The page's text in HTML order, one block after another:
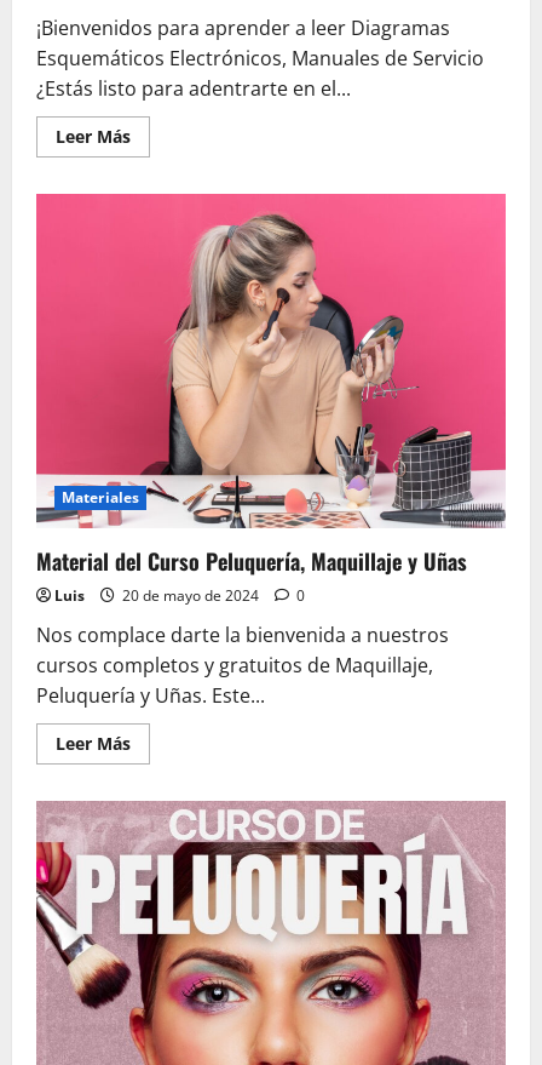
¡Bienvenidos para aprender a leer Diagramas
Esquemáticos Electrónicos, Manuales de Servicio
¿Estás listo para adentrarte en el...
Leer MásLeer
más
Diagramas
Esquemáticos
Electrónicos,
Manuales
Servicio
Materiales
Material del Curso Peluquería, Maquillaje y Uñas
Luis 20 de mayo de 2024 0
Nos complace darte la bienvenida a nuestros
cursos completos y gratuitos de Maquillaje,
Peluquería y Uñas. Este...
Leer MásLeer
más
Material
del
Curso
Peluquería,
Maquillaje
y
Uñas